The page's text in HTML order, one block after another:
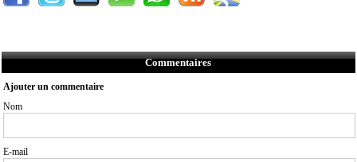
Commentaires
Ajouter un commentaire
Nom
E-mail